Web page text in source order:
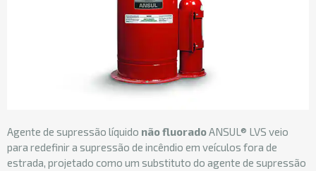
Agente de supressão líquido não fluoradoANSUL® LVS veio
para redefinir a supressão de incêndio em veículos fora de
estrada, projetado como um substituto do agente de supressão